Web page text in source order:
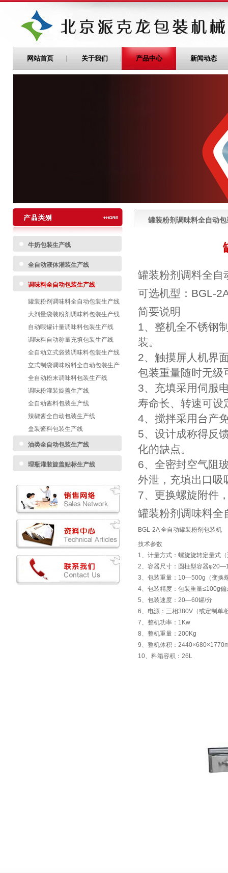
网站首页 关于我们 产品中心 新闻动态
牛奶包装生产线
全自动液体灌装生产线
调味料全自动包装生产线
罐装粉剂调味料全自动包装生产线
大剂量袋装粉剂调味料包装生产线
自动喂罐计量调味料包装生产线
调味料自动称量充填包装生产线
全自动立式袋装调味料包装生产线
立式制袋调味粉料全自动包装生产
线
全自动粉末调味料包装生产线
调味粉灌装旋盖生产线
全自动酱料包装生产线
辣椒酱全自动包装生产线
盒装酱料包装生产线
油类全自动包装生产线
理瓶灌装旋盖贴标生产线
罐装粉剂调味料全自动
罐装粉剂调料全自
可选机型：BGL-
简要说明
1、整机全不锈钢
装。
2、触摸屏人机界
包装重量随时无级
3、充填采用伺服
寿命长、转速可设
4、搅拌采用台产
5、设计成称得反
化的缺点。
6、全密封空气阻
外泄，充填出口吸
7、更换螺旋附件
罐装粉剂调味料全
BGL-2A 全自动罐装粉剂包装机
技术参数
1、计量方式：螺旋旋转定量式
2、容器尺寸：圆柱型容器
3、包装重量：10—500g（变换
4、包装精度：包装重量≤100g
5、包装速度：20—60罐/分
6、电源：三相380V（或定制单
7、整机功率：1Kw
8、整机重量：200Kg
9、整机体积：
10、料箱容积：26L